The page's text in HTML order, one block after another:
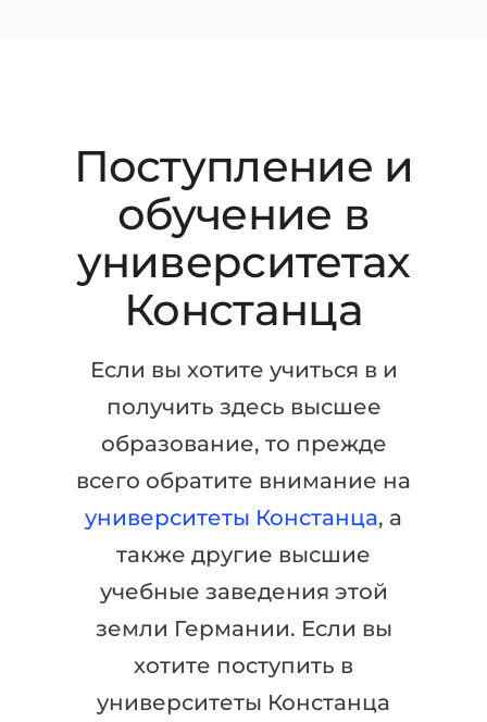
Freshman / Foundation
Подготовка к вузу
Подготовка к штудиенколлег
Специальные курсы
Портфолио
ГЕОГРАФИЯ
Земли
Города
ПОСТУПАЕМ ПОСЛЕ...
Школы 11 классов
Школы 12 классов (NIS)
Колледжа
IB-Diploma
1 курса
2-3 курса
Бакалавриата
Магистратуры
ПОСТУПАЕМ НА...
Медицина
Инженерия
Поступление и
обучение в
университетах
Констанца
Если вы хотите учиться в и
получить здесь высшее
образование, то прежде
всего обратите внимание на
университеты Констанца, а
также другие высшие
учебные заведения этой
земли Германии. Если вы
хотите поступить в
университеты Констанца